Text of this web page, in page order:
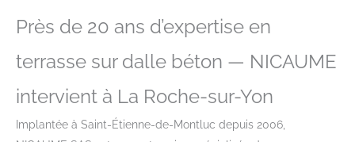
Près de 20 ans d’expertise en
terrasse sur dalle béton — NICAUME
intervient à La Roche-sur-Yon
Implantée à Saint-Étienne-de-Montluc depuis 2006,